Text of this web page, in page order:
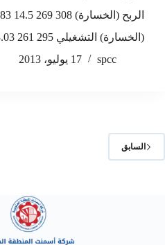
(الخسارة) التشغيلي 295 261 13.03 273 8.06…
spcc
17 يوليو، 2013
السابق